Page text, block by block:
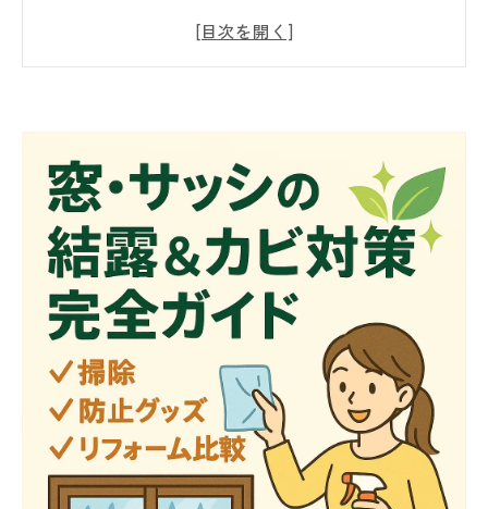
┗ 仙台の気候と結露の関係／健康や住環境
コツ ┗ 拭き取り掃除の手順／再発を防ぐ
環境づくり
サッシのゴムパッキンについたカビの落とし
方 ┗ 細かい部分の清掃テクニック／注意
点
結露対策グッズの比較と選び方
リフォームで根本的に解決！内窓・二重窓の
効果 ┗ 断熱性能アップで結露軽減／光熱
費節約メリット
日常生活でできる結露予防の工夫 ┗ 換
気・加湿の見直し／家具配置のポイント